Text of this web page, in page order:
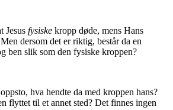
Jesus fysiske kropp døde, mens Hans
dersom det er riktig, består da en
ben slik som den fysiske kroppen?
oppsto, hva hendte da med kroppen hans?
flyttet til et annet sted? Det finnes ingen